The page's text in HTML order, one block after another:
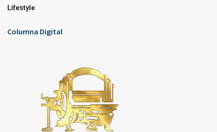
Lifestyle
Columna Digital